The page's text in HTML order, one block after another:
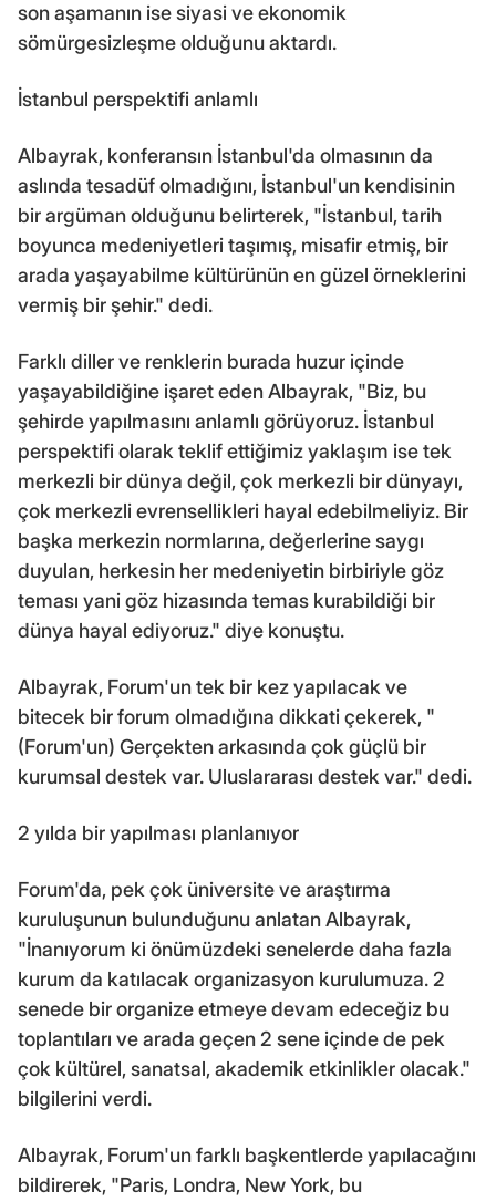
son aşamanın ise siyasi ve ekonomik
sömürgesizleşme olduğunu aktardı.
İstanbul perspektifi anlamlı
Albayrak, konferansın İstanbul'da olmasının da
aslında tesadüf olmadığını, İstanbul'un kendisinin
bir argüman olduğunu belirterek, "İstanbul, tarih
boyunca medeniyetleri taşımış, misafir etmiş, bir
arada yaşayabilme kültürünün en güzel örneklerini
vermiş bir şehir." dedi.
Farklı diller ve renklerin burada huzur içinde
yaşayabildiğine işaret eden Albayrak, "Biz, bu
şehirde yapılmasını anlamlı görüyoruz. İstanbul
perspektifi olarak teklif ettiğimiz yaklaşım ise tek
merkezli bir dünya değil, çok merkezli bir dünyayı,
çok merkezli evrensellikleri hayal edebilmeliyiz. Bir
başka merkezin normlarına, değerlerine saygı
duyulan, herkesin her medeniyetin birbiriyle göz
teması yani göz hizasında temas kurabildiği bir
dünya hayal ediyoruz." diye konuştu.
Albayrak, Forum'un tek bir kez yapılacak ve
bitecek bir forum olmadığına dikkati çekerek, "
(Forum'un) Gerçekten arkasında çok güçlü bir
kurumsal destek var. Uluslararası destek var." dedi.
2 yılda bir yapılması planlanıyor
Forum'da, pek çok üniversite ve araştırma
kuruluşunun bulunduğunu anlatan Albayrak,
"İnanıyorum ki önümüzdeki senelerde daha fazla
kurum da katılacak organizasyon kurulumuza. 2
senede bir organize etmeye devam edeceğiz bu
toplantıları ve arada geçen 2 sene içinde de pek
çok kültürel, sanatsal, akademik etkinlikler olacak."
bilgilerini verdi.
Albayrak, Forum'un farklı başkentlerde yapılacağını
bildirerek, "Paris, Londra, New York, bu